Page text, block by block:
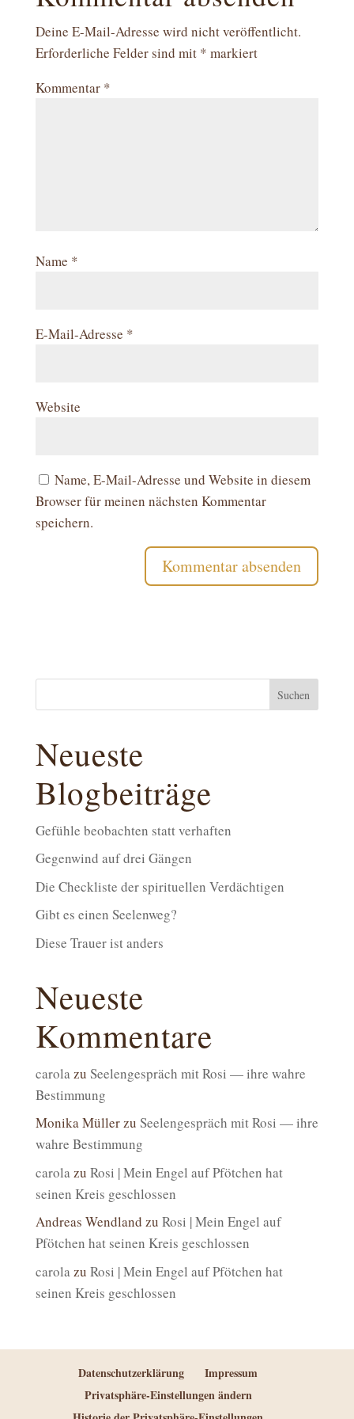
Deine E-Mail-Adresse wird nicht veröffentlicht.
Erforderliche Felder sind mit * markiert
Kommentar *
Name *
E-Mail-Adresse *
Website
Name, E-Mail-Adresse und Website in diesem
Browser für meinen nächsten Kommentar
speichern.
Suchen
Neueste
Blogbeiträge
Gefühle beobachten statt verhaften
Gegenwind auf drei Gängen
Die Checkliste der spirituellen Verdächtigen
Gibt es einen Seelenweg?
Diese Trauer ist anders
Neueste
Kommentare
carolazu Seelengespräch mit Rosi — ihre wahre
Bestimmung
Monika Müllerzu Seelengespräch mit Rosi — ihre
wahre Bestimmung
carolazu Rosi | Mein Engel auf Pfötchen hat
seinen Kreis geschlossen
Andreas Wendland zu Rosi | Mein Engel auf
Pfötchen hat seinen Kreis geschlossen
carolazu Rosi | Mein Engel auf Pfötchen hat
seinen Kreis geschlossen
Datenschutzerklärung
Impressum
Privatsphäre-Einstellungen ändern